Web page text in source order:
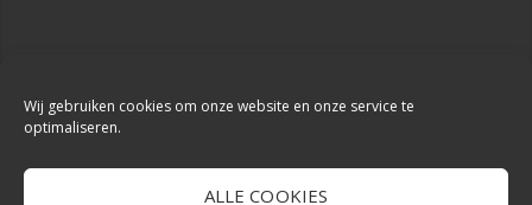
Wij gebruiken cookies om onze website en onze service te
optimaliseren.
ALLE COOKIES
| Webdesign & Development -DigiReus